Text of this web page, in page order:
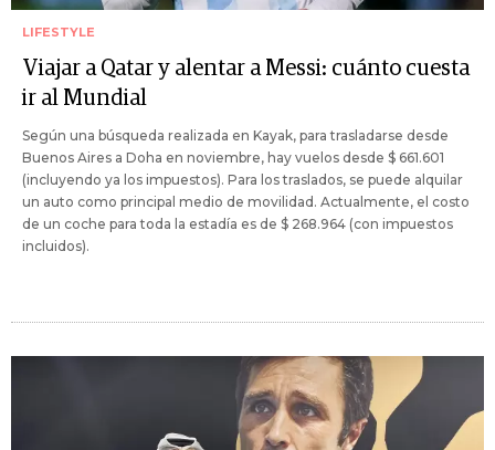
LIFESTYLE
Viajar a Qatar y alentar a Messi: cuánto cuesta
ir al Mundial
Según una búsqueda realizada en Kayak, para trasladarse desde
Buenos Aires a Doha en noviembre, hay vuelos desde $ 661.601
(incluyendo ya los impuestos). Para los traslados, se puede alquilar
un auto como principal medio de movilidad. Actualmente, el costo
de un coche para toda la estadía es de $ 268.964 (con impuestos
incluidos).